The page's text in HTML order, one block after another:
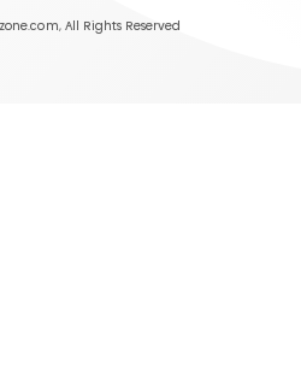
, All Rights Reserved